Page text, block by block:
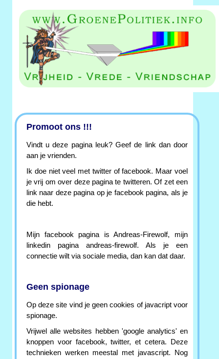
Promoot ons !!!
Vindt u deze pagina leuk? Geef de link dan door
aan je vrienden.
Ik doe niet veel met twitter of facebook. Maar voel
je vrij om over deze pagina te twitteren. Of zet een
link naar deze pagina op je facebook pagina, als je
die hebt.
Mijn facebook pagina is Andreas-Firewolf, mijn
linkedin pagina andreas-firewolf. Als je een
connectie wilt via sociale media, dan kan dat daar.
Geen spionage
Op deze site vind je geen cookies of javacript voor
spionage.
Vrijwel alle websites hebben 'google analytics' en
knoppen voor facebook, twitter, et cetera. Deze
technieken werken meestal met javascript. Nog